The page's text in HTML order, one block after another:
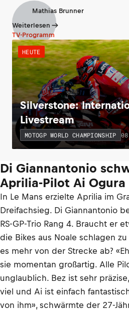
Mathias Brunner
Weiterlesen
TV-Programm
HEUTE
Silverstone:
Livestream
MOTOGP WORLD CHAMPIONSHIP
Di Giannantonio
Aprilia-Pilot Ai Ogura
In Le Mans erzielte Aprilia im
Dreifachsieg. Di Giannantonio
RS-GP-Trio Rang 4. Braucht er
die Bikes aus Noale schlagen
es mehr von der Strecke ab?
sie momentan großartig. Alle
unglaublich. Bez ist sehr
viel und Ai ist einfach
von ihm», schwärmte der 27-